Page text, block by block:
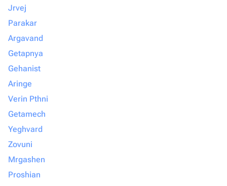
Jrvej
Parakar
Argavand
Getapnya
Gehanist
Aringe
Verin Pthni
Getamech
Yeghvard
Zovuni
Mrgashen
Proshian